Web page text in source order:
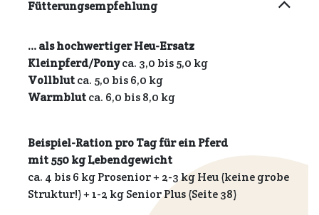
Fütterungsempfehlung
… als hochwertiger Heu-Ersatz
Kleinpferd/Ponyca. 3,0 bis 5,0 kg
Vollblutca. 5,0 bis 6,0 kg
Warmblutca. 6,0 bis 8,0 kg
Beispiel-Ration pro Tag für ein Pferd
mit 550 kg Lebendgewicht
ca. 4 bis 6 kg Prosenior + 2-3 kg Heu (keine grobe
Struktur!) + 1-2 kg Senior Plus (Seite 38)